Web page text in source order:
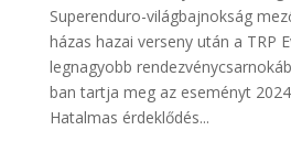
Superenduro-világbajnokság
házas hazai verseny után a TRP
legnagyobb
ban tartja meg az eseményt
Hatalmas érdeklődés...